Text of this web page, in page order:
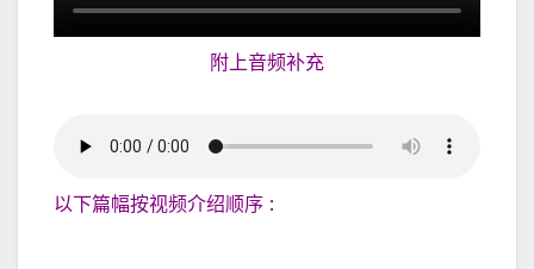
附上音频补充
以下篇幅按视频介绍顺序 :